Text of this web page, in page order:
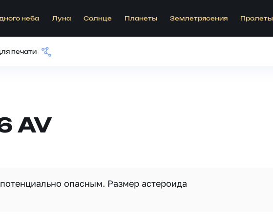
неба Луна Солнце Планеты Землетрясения Пролеты
печати
AV
опасным. Размер астероида